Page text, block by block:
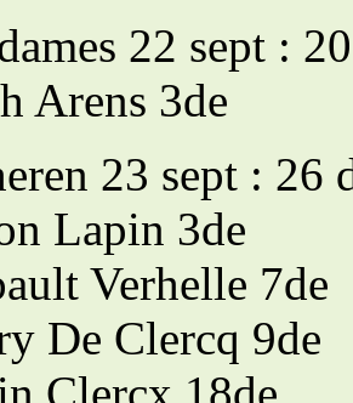
22 sept :
Arens 3de
23 sept : 26
Lapin 3de
Verhelle 7de
De Clercq 9de